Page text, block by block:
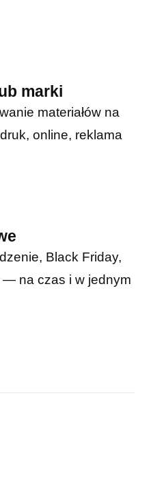
marki
materiałów na
online, reklama
Black Friday,
— na czas i w jednym